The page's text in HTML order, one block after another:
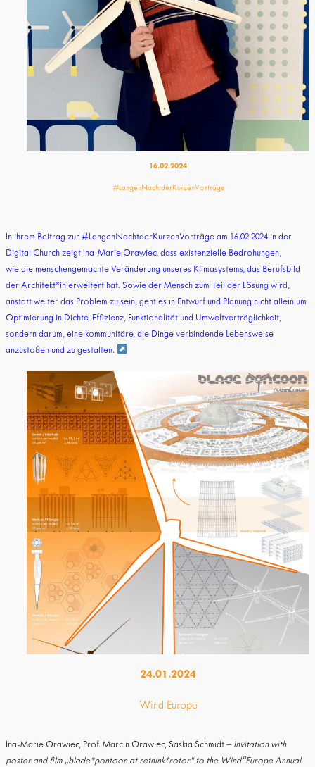
16.02.2024
#LangenNachtderKurzenVorträge
In ihrem Beitrag zur #LangenNachtderKurzenVorträge am 16.02.2024 in der
Digital Church zeigt Ina-Marie Orawiec, dass existenzielle Bedrohungen,
wie die menschengemachte Veränderung unseres Klimasystems, das Berufsbild
der Architekt*in erweitert hat. Sowie der Mensch zum Teil der Lösung wird,
anstatt weiter das Problem zu sein, geht es in Entwurf und Planung nicht allein um
Optimierung in Dichte, Effizienz, Funktionalität und Umweltverträglichkeit,
sondern darum, eine kommunitäre, die Dinge verbindende Lebensweise
anzustoßen und zu gestalten.
24.01.2024
Wind Europe
Ina-Marie Orawiec, Prof. Marcin Orawiec, Saskia Schmidt – Invitation with
poster and film „blade*pontoon at rethink*rotor“ to the Wind°Europe Annual